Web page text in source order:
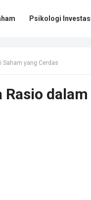
Psikologi
Saham yang Cerdas
Rasio